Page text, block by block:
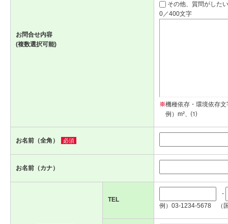
お問合せ内容
(複数選択可能)
その他、質問がした
0／400文字
※機種依存・環境依存
例）m²、⑴
お名前（全角） 必須
お名前（カナ）
TEL
-
例）03-1234-5678 （